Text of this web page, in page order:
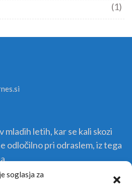
soglasja za
(1)
mladih letih, kar se kali skozi
odločilno pri odraslem, iz tega